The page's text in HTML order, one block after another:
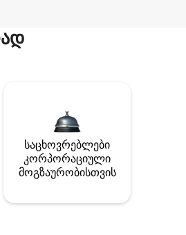
საცხოვრებლები
კორპორაციული
მოგზაურობისთვის